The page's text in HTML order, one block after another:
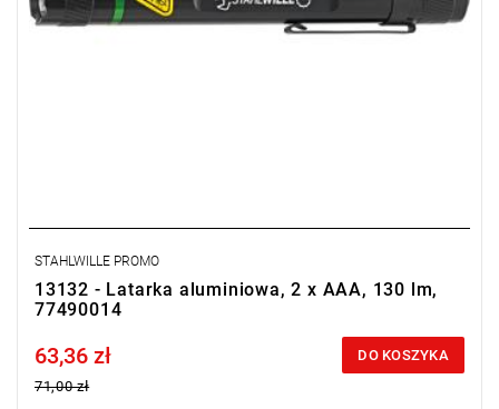
STAHLWILLE PROMO
13132 - Latarka aluminiowa, 2 x AAA, 130 lm,
77490014
Price tax included
63,36 zł
71,00 zł
DO KOSZYKA